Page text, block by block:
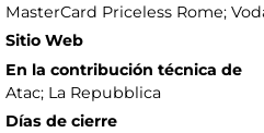
MasterCard Priceless Rome;
Sitio Web
En la contribución técnica de
Atac; La Repubblica
Días de cierre